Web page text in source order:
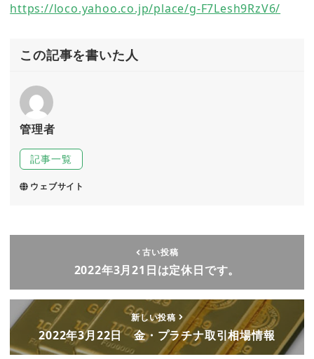
https://loco.yahoo.co.jp/place/g-F7Lesh9RzV6/
この記事を書いた人
管理者
記事一覧
ウェブサイト
古い投稿
2022年3月21日は定休日です。
新しい投稿
2022年3月22日 金・プラチナ取引相場情報